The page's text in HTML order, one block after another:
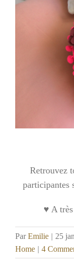
Retrouvez
participantes
♥ A
ParEmilie | 25
Home | 4